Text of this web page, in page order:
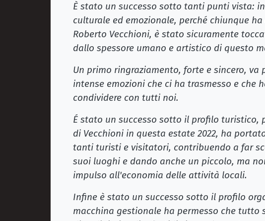
È stato un successo sotto tanti punti vista:
culturale ed emozionale, perché chiunque
Roberto Vecchioni, è stato sicuramente
dallo spessore umano e artistico di questo
Un primo ringraziamento, forte e sincero, va
intense emozioni che ci ha trasmesso e che
condividere con tutti noi.
É stato un successo sotto il profilo turistico,
di Vecchioni in questa estate 2022, ha
tanti turisti e visitatori, contribuendo a far
suoi luoghi e dando anche un piccolo, ma
impulso all'economia delle attività locali.
Infine è stato un successo sotto il profilo
macchina gestionale ha permesso che tutto